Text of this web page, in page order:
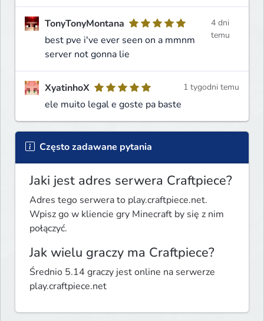
TonyTonyMontana
best pve i've ever seen on a mmnm
server not gonna lie
4 dni
temu
XyatinhoX
ele muito legal e goste pa baste
1 tygodni temu
Często zadawane pytania
Jaki jest adres serwera Craftpiece?
Adres tego serwera to play.craftpiece.net.
Wpisz go w kliencie gry Minecraft by się z nim
połączyć.
Jak wielu graczy ma Craftpiece?
Średnio 5.14 graczy jest online na serwerze
play.craftpiece.net